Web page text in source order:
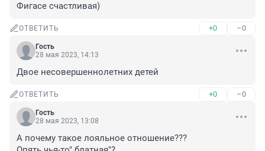
Фигасе счастливая)
ОТВЕТИТЬ +0 –0
Гость
28 мая 2023, 14:13
Двое несовершеннолетних детей
ОТВЕТИТЬ +0 –0
Гость
28 мая 2023, 13:08
А почему такое лояльное отношение???